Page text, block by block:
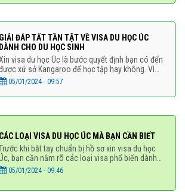
GIẢI ĐÁP TẤT TẦN TẬT VỀ VISA DU HỌC ÚC
DÀNH CHO DU HỌC SINH
visa du học Úc là bước quyết định bạn có đến
xứ sở Kangaroo để học tập hay không. Vì
trọng nên bạn thường băn khoăn với hàng tá
hỏi
05/01/2024 - 09:57
CÁC LOẠI VISA DU HỌC ÚC MÀ BẠN CẦN BIẾT
khi bắt tay chuẩn bị hồ sơ xin visa du học
bạn cần nắm rõ các loại visa phổ biến dành
du học sinh để chọn loại phù hợp với mục
học tập
05/01/2024 - 09:46